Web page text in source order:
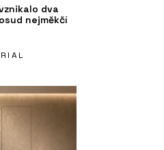
dva
nejměkčí